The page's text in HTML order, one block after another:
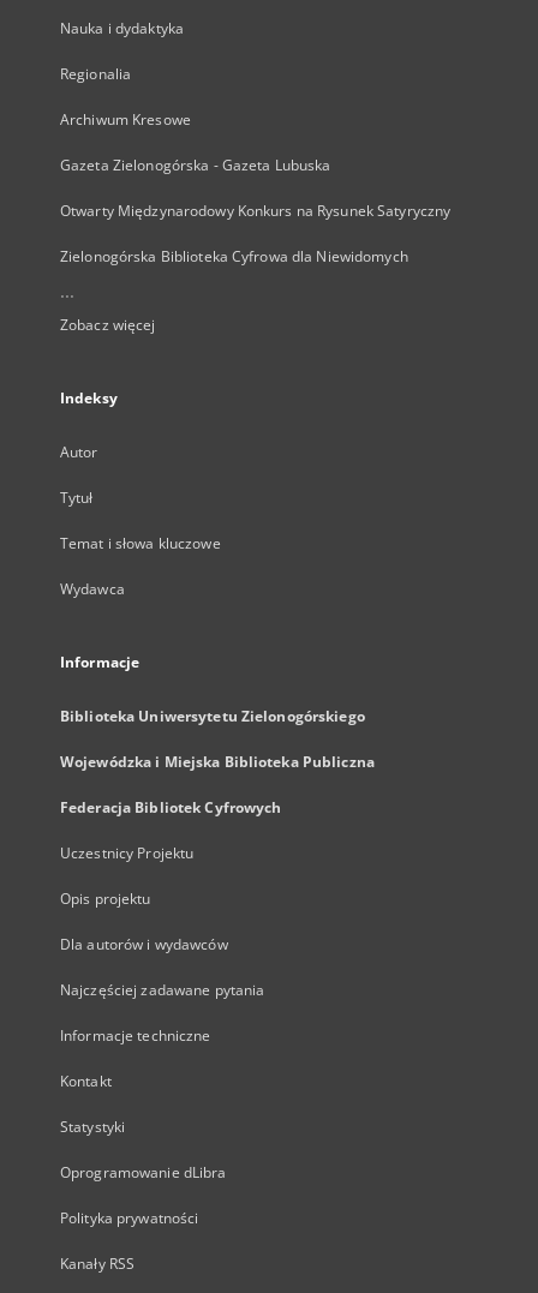
Nauka i dydaktyka
Regionalia
Archiwum Kresowe
Gazeta Zielonogórska - Gazeta Lubuska
Otwarty Międzynarodowy Konkurs na Rysunek Satyryczny
Zielonogórska Biblioteka Cyfrowa dla Niewidomych
...
Zobacz więcej
Indeksy
Autor
Tytuł
Temat i słowa kluczowe
Wydawca
Informacje
Biblioteka Uniwersytetu Zielonogórskiego
Wojewódzka i Miejska Biblioteka Publiczna
Federacja Bibliotek Cyfrowych
Uczestnicy Projektu
Opis projektu
Dla autorów i wydawców
Najczęściej zadawane pytania
Informacje techniczne
Kontakt
Statystyki
Oprogramowanie dLibra
Polityka prywatności
Kanały RSS